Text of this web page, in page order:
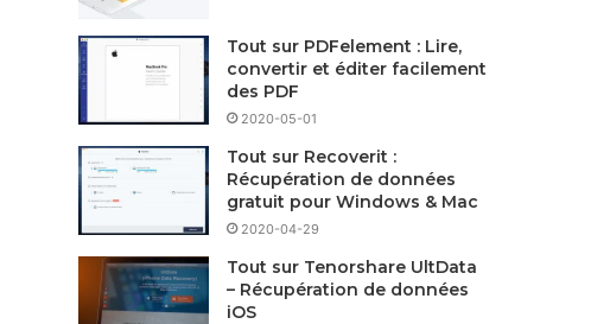
Tout sur PDFelement : Lire,
convertir et éditer facilement
des PDF
2020-05-01
Tout sur Recoverit :
Récupération de données
gratuit pour Windows & Mac
2020-04-29
Tout sur Tenorshare UltData
– Récupération de données
iOS